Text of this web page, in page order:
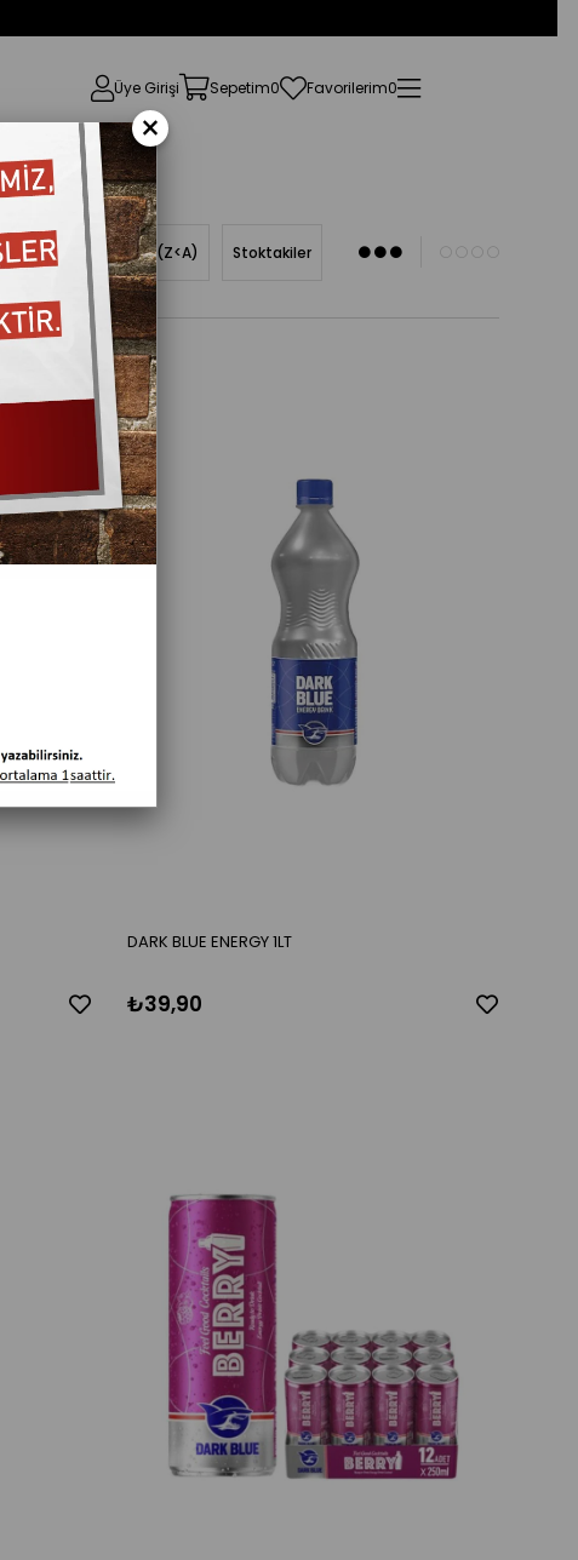
Üye Girişi Sepetim0 Favorilerim0
Ürün Adına Göre (Z<A) Stoktakiler
DARK BLUE ENERGY 1LT
₺39,90
×